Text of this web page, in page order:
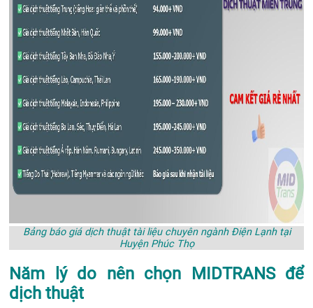
Bảng báo giá dịch thuật tài liệu chuyên ngành Điện Lạnh tại
Huyện Phúc Thọ
Năm lý do nên chọn MIDTRANS để
dịch thuật